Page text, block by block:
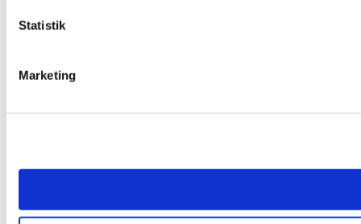
Statistik
Marketing